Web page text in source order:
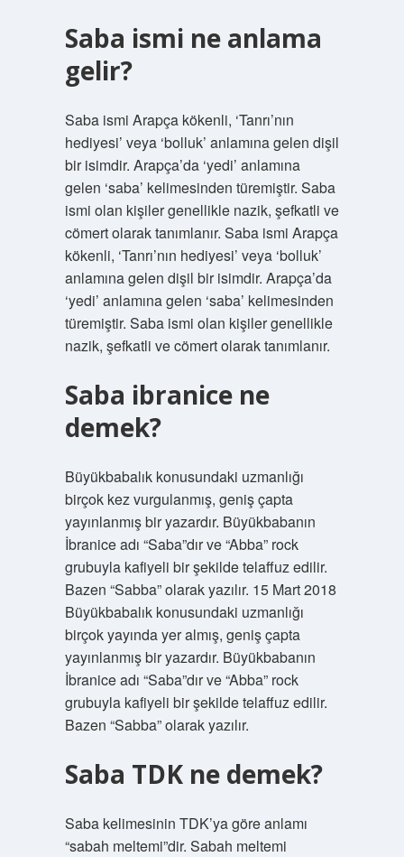
Saba ismi ne anlama
gelir?
Saba ismi Arapça kökenli, ‘Tanrı’nın
hediyesi’ veya ‘bolluk’ anlamına gelen dişil
bir isimdir. Arapça’da ‘yedi’ anlamına
gelen ‘saba’ kelimesinden türemiştir. Saba
ismi olan kişiler genellikle nazik, şefkatli ve
cömert olarak tanımlanır. Saba ismi Arapça
kökenli, ‘Tanrı’nın hediyesi’ veya ‘bolluk’
anlamına gelen dişil bir isimdir. Arapça’da
‘yedi’ anlamına gelen ‘saba’ kelimesinden
türemiştir. Saba ismi olan kişiler genellikle
nazik, şefkatli ve cömert olarak tanımlanır.
Saba ibranice ne
demek?
Büyükbabalık konusundaki uzmanlığı
birçok kez vurgulanmış, geniş çapta
yayınlanmış bir yazardır. Büyükbabanın
İbranice adı “Saba”dır ve “Abba” rock
grubuyla kafiyeli bir şekilde telaffuz edilir.
Bazen “Sabba” olarak yazılır. 15 Mart 2018
Büyükbabalık konusundaki uzmanlığı
birçok yayında yer almış, geniş çapta
yayınlanmış bir yazardır. Büyükbabanın
İbranice adı “Saba”dır ve “Abba” rock
grubuyla kafiyeli bir şekilde telaffuz edilir.
Bazen “Sabba” olarak yazılır.
Saba TDK ne demek?
Saba kelimesinin TDK’ya göre anlamı
“sabah meltemi”dir. Sabah meltemi